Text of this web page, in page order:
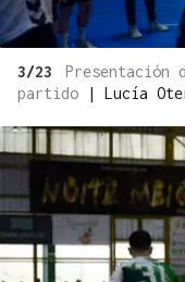
3/23
Presentación
partido
| Lucía